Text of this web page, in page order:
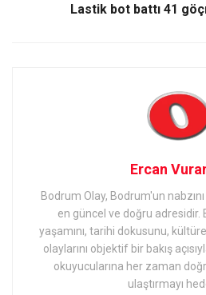
Lastik bot battı 41
Ercan
Bodrum Olay, Bodrum'un
en güncel ve doğru adresidir.
yaşamını, tarihi dokusunu,
olaylarını objektif bir bakış
okuyucularına her zaman
ulaştırmayı